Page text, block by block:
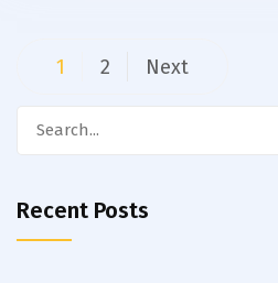
Posts
1 2 Next
Recent Posts